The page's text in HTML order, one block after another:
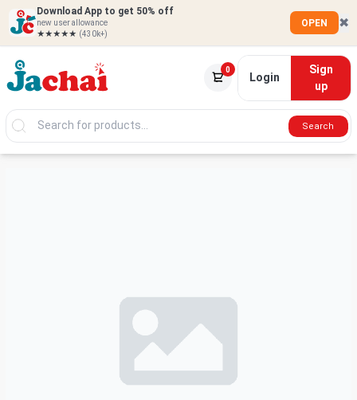
Download App to get 50% off
new user allowance
★★★★★ (430k+)
OPEN ✖
0
Login
Sign
up
Search